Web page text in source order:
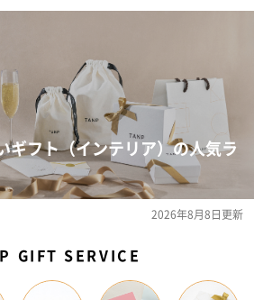
ギフト（インテリア）の人気ラ
2026年8月8日更新
GIFT SERVICE